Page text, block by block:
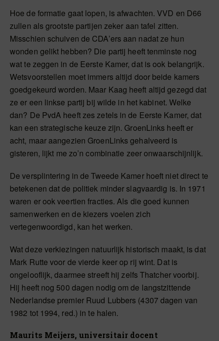
Hoe de formatie gaat lopen, is afwachten. VVD en D66
zullen als grootste partijen zeker aan tafel zitten.
Misschien schuiven de CDA’ers aan nadat ze hun
wonden gelikt hebben? Die partij heeft tenminste nog
wat te zeggen in de Eerste Kamer, dat is ook belangrijk.
Wetsvoorstellen moet immers altijd door beide kamers
goedgekeurd worden. Maar Kaag heeft altijd gezegd dat
ze er een linkse partij bij wilde in het kabinet. Welke
dan? De PvdA heeft zes zetels in de Eerste Kamer, dat
kan een strategische keuze zijn. GroenLinks heeft er
acht, maar aangezien GroenLinks gehalveerd is
gisteren, lijkt me zo’n combinatie zeer onwaarschijnlijk.
De versplintering in de Tweede Kamer hoeft niet direct te
betekenen dat de politiek minder slagvaardig is. In 1971
waren er ook veertien fracties. Als die goed kunnen
samenwerken en de kiezers voelen zich
vertegenwoordigd, kan het werken.
Wat deze verkiezingen natuurlijk historisch maakt, is dat
Mark Rutte voor de vierde keer op rij wint. Dat is
ongelooflijk, daarmee streeft hij zelfs Thatcher voorbij.
Hij heeft nog 500 dagen nodig om de langstzittende
Nederlandse premier Ruud Lubbers (4307 dagen van
1982 tot 1994, red.) in te halen.
Maurits Meijers, universitair docent